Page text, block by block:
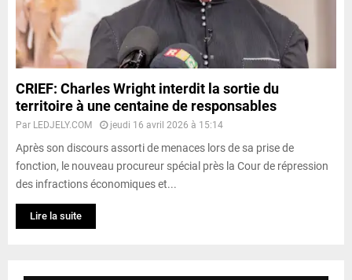
CRIEF: Charles Wright interdit la sortie du
territoire à une centaine de responsables
Par LEDJELY.COM jeudi 16 avril 2026 à 15:14
Après son discours assorti de menaces lors de sa prise de
fonction, le nouveau procureur spécial près la Cour de répression
des infractions économiques et...
Lire la suite